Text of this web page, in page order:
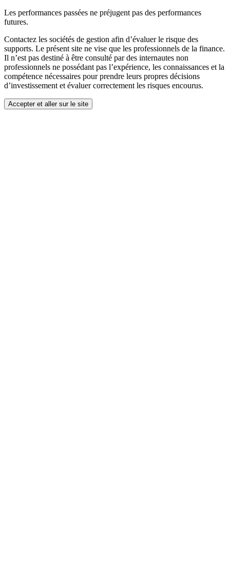
Les performances passées ne préjugent pas des performances
futures.
Contactez les sociétés de gestion afin d’évaluer le risque des
supports. Le présent site ne vise que les professionnels de la finance.
Il n’est pas destiné à être consulté par des internautes non
professionnels ne possédant pas l’expérience, les connaissances et la
compétence nécessaires pour prendre leurs propres décisions
d’investissement et évaluer correctement les risques encourus.
Accepter et aller sur le site